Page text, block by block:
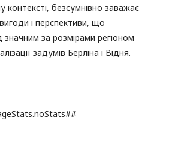
контексті, безсумнівно заважає
і перспективи, що
за розмірами регіоном
задумів Берліна і Відня.